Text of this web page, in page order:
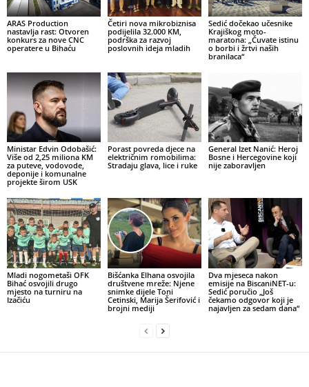
ARAS Production
nastavlja rast: Otvoren
konkurs za nove CNC
operatere u Bihaću
Četiri nova mikrobiznisa
podijelila 32.000 KM,
podrška za razvoj
poslovnih ideja mladih
Sedić dočekao učesnike
Krajiškog moto-
maratona: „Čuvate istinu
o borbi i žrtvi naših
branilaca“
Ministar Edvin Odobašić:
Više od 2,25 miliona KM
za puteve, vodovode,
deponije i komunalne
projekte širom USK
Porast povreda djece na
električnim romobilima:
Stradaju glava, lice i ruke
General Izet Nanić: Heroj
Bosne i Hercegovine koji
nije zaboravljen
Mladi nogometaši OFK
Bihać osvojili drugo
mjesto na turniru na
Izačiću
Bišćanka Elhana osvojila
društvene mreže: Njene
snimke dijele Toni
Cetinski, Marija Šerifović i
brojni mediji
Dva mjeseca nakon
emisije na BiscaniNET-u:
Sedić poručio „Još
čekamo odgovor koji je
najavljen za sedam dana“